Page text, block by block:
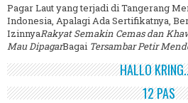
Pagar Laut yang terjadi di Tangerang
Indonesia, Apalagi Ada Sertifikatnya,
IzinnyaRakyat Semakin Cemas dan
Mau DipagarBagai Tersambar Petir
HALLO
12 PAS